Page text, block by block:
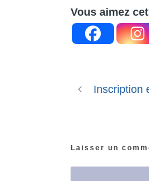
Vous aimez
Inscription
Laisser un